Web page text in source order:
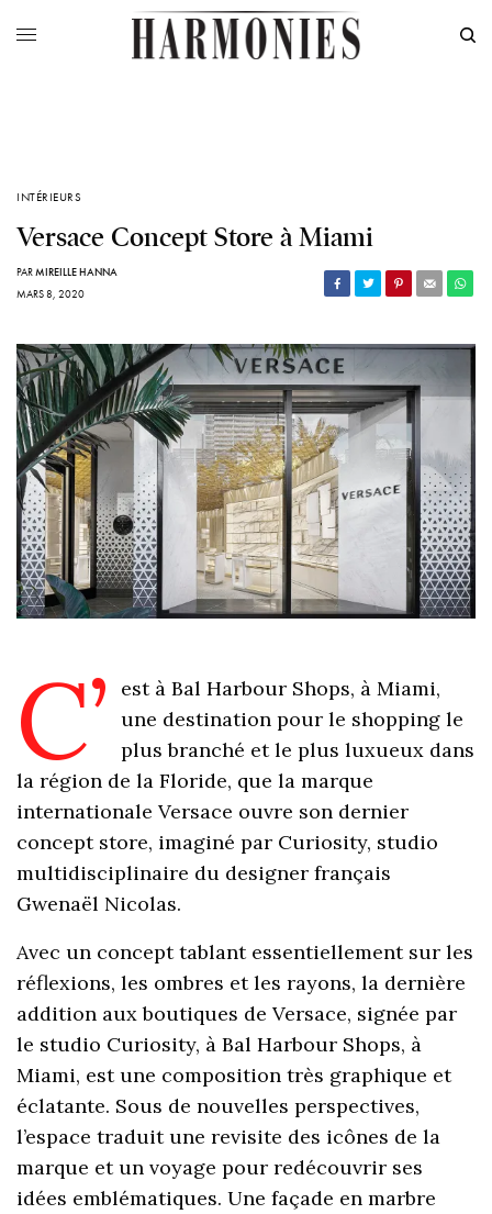
INTÉRIEURS
Versace Concept Store à Miami
PARMIREILLE HANNA
MARS 8, 2020
C’
est à Bal Harbour Shops, à Miami,
une destination pour le shopping le
plus branché et le plus luxueux dans
la région de la Floride, que la marque
internationale Versace ouvre son dernier
concept store, imaginé par Curiosity, studio
multidisciplinaire du designer français
Gwenaël Nicolas.
Avec un concept tablant essentiellement sur les
réflexions, les ombres et les rayons, la dernière
addition aux boutiques de Versace, signée par
le studio Curiosity, à Bal Harbour Shops, à
Miami, est une composition très graphique et
éclatante. Sous de nouvelles perspectives,
l’espace traduit une revisite des icônes de la
marque et un voyage pour redécouvrir ses
idées emblématiques. Une façade en marbre